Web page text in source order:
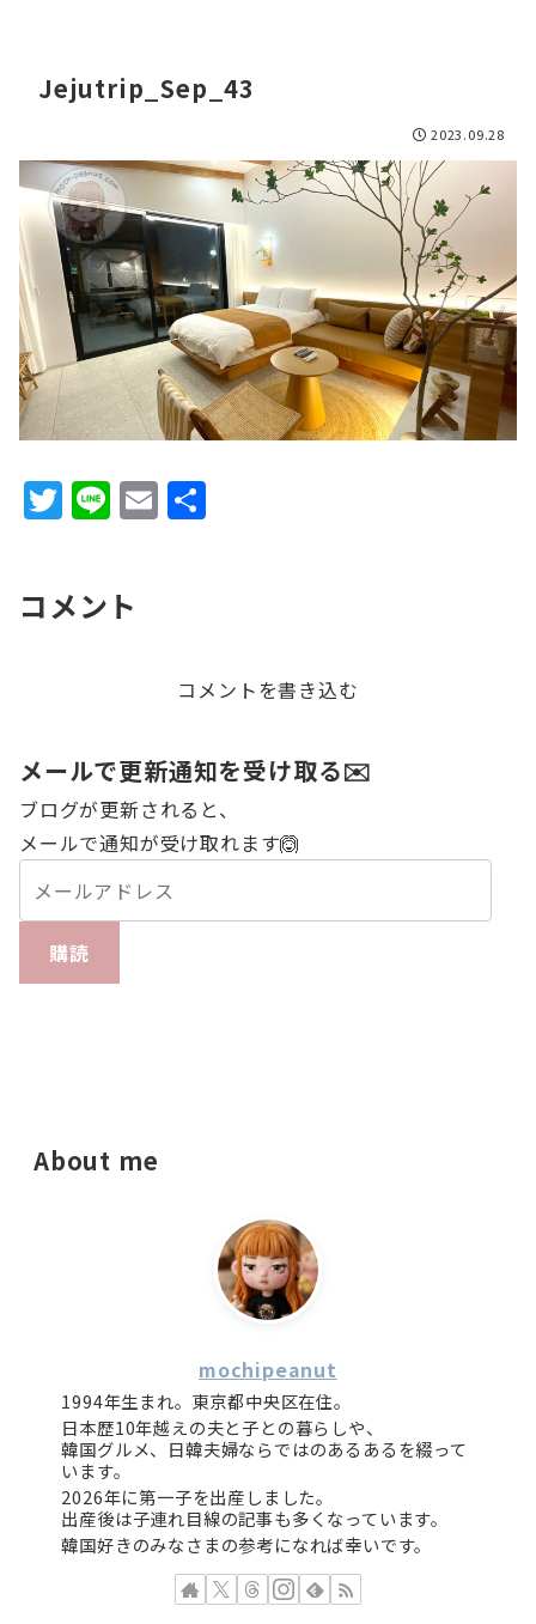
Jejutrip_Sep_43
2023.09.28
T
w
te
Li
n
E
m
コメント
コメントを書き込む
メールで更新通知を受け取る✉️
ブログが更新されると、
メールで通知が受け取れます🙆
購読
About me
mochipeanut
1994年生まれ。東京都中央区在住。
日本歴10年越えの夫と子との暮らしや、
韓国グルメ、日韓夫婦ならではのあるあるを綴って
います。
2026年に第一子を出産しました。
出産後は子連れ目線の記事も多くなっています。
韓国好きのみなさまの参考になれば幸いです。